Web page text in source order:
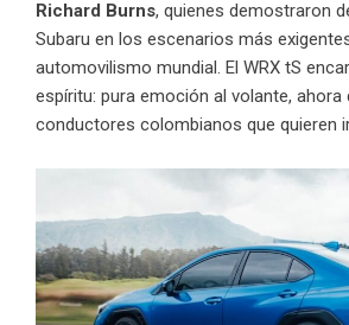
Richard Burns, quienes demostraron
Subaru en los escenarios más
automovilismo mundial. El WRX tS
espíritu: pura emoción al volante, ahora
conductores colombianos que quieren